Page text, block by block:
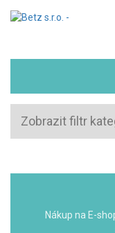
Zobrazit filtr
Nákup na E-